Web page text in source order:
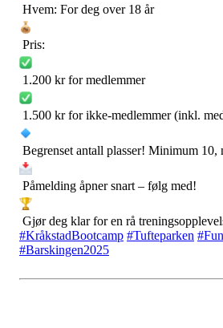
Hvem: For deg over 18 år
Pris:
1.200 kr for medlemmer
1.500 kr for ikke-medlemmer (inkl.
Begrenset antall plasser! Minimum 10,
Påmelding åpner snart – følg med!
Gjør deg klar for en rå
#KråkstadBootcamp #Tufteparken
#Barskingen2025